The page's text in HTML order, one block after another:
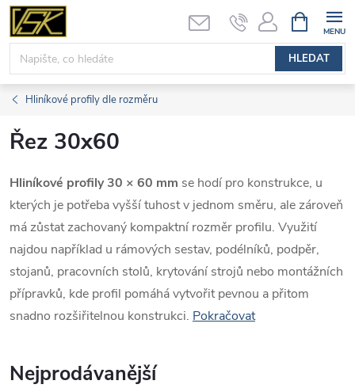
Přejít
obsah
HLEDAT
NÁKUPNÍ
KOŠÍK
Hliníkové profily dle rozměru
Řez 30x60
Hliníkové profily 30 × 60 mm se hodí pro konstrukce, u
kterých je potřeba vyšší tuhost v jednom směru, ale zároveň
má zůstat zachovaný kompaktní rozměr profilu. Využití
najdou například u rámových sestav, podélníků, podpěr,
stojanů, pracovních stolů, krytování strojů nebo montážních
přípravků, kde profil pomáhá vytvořit pevnou a přitom
snadno rozšiřitelnou konstrukci. Pokračovat
Nejprodávanější